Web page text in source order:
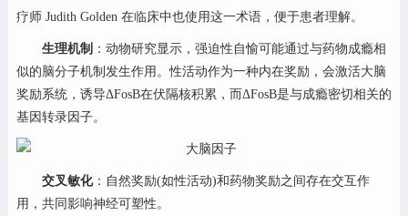
疗师 Judith Golden 在临床中也使用这一术语，便于患者理解。
生理机制 ：动物研究显示，强迫性自愉可能通过与药物成瘾相
似的脑分子机制发生作用。性活动作为一种内在奖励，会激活大脑
奖励系统，诱导ΔFosB在伏隔核积累，而ΔFosB是与成瘾密切相关的
基因转录因子。
交叉敏化：自然奖励(如性活动)和药物奖励之间存在交互作
用，共同影响神经可塑性。